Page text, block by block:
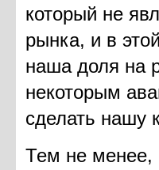
который не
рынка, и в
наша доля на
некоторым
сделать нашу
Тем не менее,